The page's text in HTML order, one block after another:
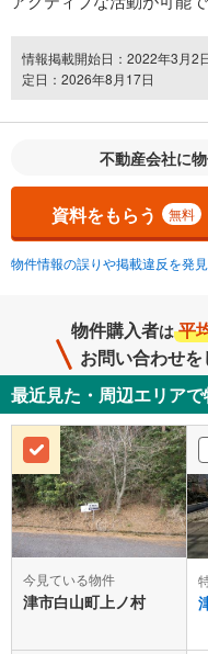
情報掲載開始日：2022年3月2
定日：2026年8月17日
不動産会社に
資料をもらう 無料
物件情報の誤りや掲載違反を発
物件購入者は 平
お問い合わせ
最近見た・周辺エリア
今見ている物件
津市白山町上ノ村